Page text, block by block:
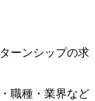
ーンシップの求
職種・業界など